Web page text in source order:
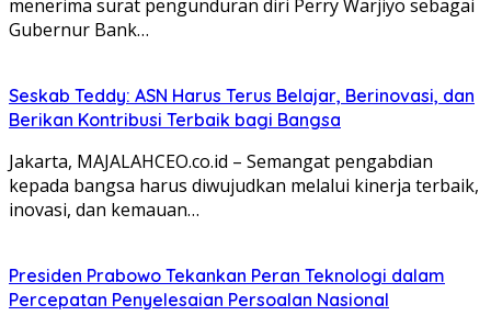
menerima surat pengunduran diri Perry Warjiyo sebagai
Gubernur Bank…
Seskab Teddy: ASN Harus Terus Belajar, Berinovasi, dan
Berikan Kontribusi Terbaik bagi Bangsa
Jakarta, MAJALAHCEO.co.id – Semangat pengabdian
kepada bangsa harus diwujudkan melalui kinerja terbaik,
inovasi, dan kemauan…
Presiden Prabowo Tekankan Peran Teknologi dalam
Percepatan Penyelesaian Persoalan Nasional